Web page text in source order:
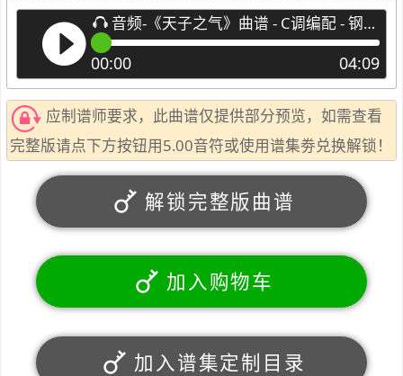
音频-《天子之气》曲谱 - C调编配 - 钢琴谱(简谱)版
00:00 04:09
应制谱师要求，此曲谱仅提供部分预览，如需查看
完整版请点下方按钮用5.00音符或使用谱集劵兑换解锁！
解锁完整版曲谱
加入购物车
加入谱集定制目录